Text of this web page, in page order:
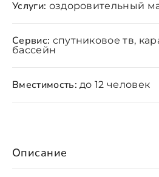
Описание
Услуги: оздоровительный
Сервис: спутниковое тв,
бассейн
Вместимость: до 12 человек